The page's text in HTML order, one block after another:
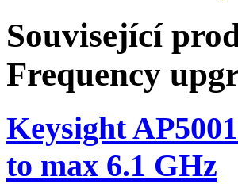
Související
Frequency
Keysight
to max 6.1 GHz